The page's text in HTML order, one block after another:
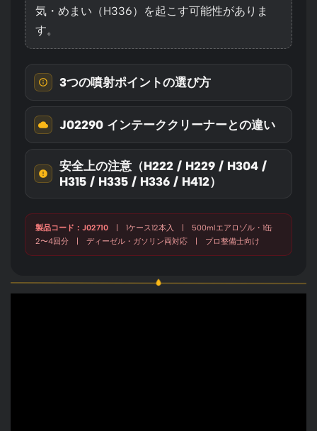
気・めまい（H336）を起こす可能性がありま
す。
3つの噴射ポイントの選び方
J02290 インテーククリーナーとの違い
安全上の注意（H222 / H229 / H304 /
H315 / H335 / H336 / H412）
製品コード：J02710 | 1ケース12本入 | 500mlエアロゾル・1缶
2〜4回分 | ディーゼル・ガソリン両対応 | プロ整備士向け